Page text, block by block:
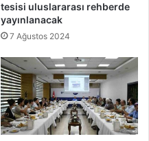
tesisi uluslararası rehberde
yayınlanacak
7 Ağustos 2024